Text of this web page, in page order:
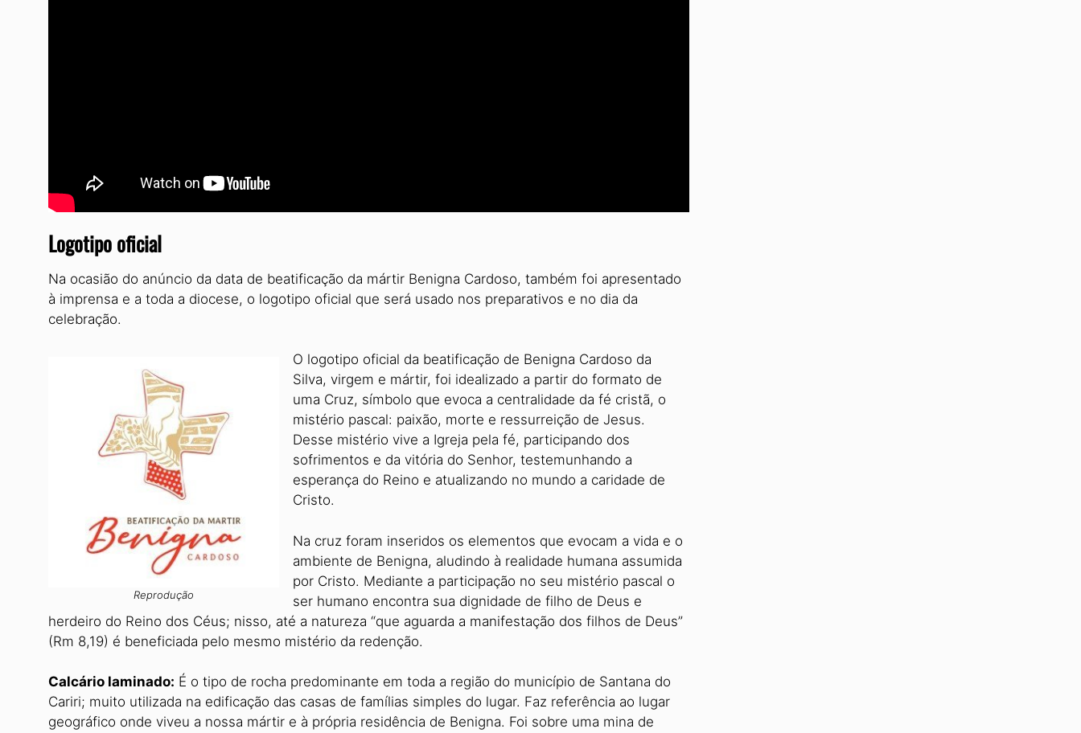
Logotipo oficial
Na ocasião do anúncio da data de beatificação da mártir Benigna Cardoso, também foi apresentado
à imprensa e a toda a diocese, o logotipo oficial que será usado nos preparativos e no dia da
celebração.
Reprodução
O logotipo oficial da beatificação de Benigna Cardoso da
Silva, virgem e mártir, foi idealizado a partir do formato de
uma Cruz, símbolo que evoca a centralidade da fé cristã, o
mistério pascal: paixão, morte e ressurreição de Jesus.
Desse mistério vive a Igreja pela fé, participando dos
sofrimentos e da vitória do Senhor, testemunhando a
esperança do Reino e atualizando no mundo a caridade de
Cristo.
Na cruz foram inseridos os elementos que evocam a vida e o
ambiente de Benigna, aludindo à realidade humana assumida
por Cristo. Mediante a participação no seu mistério pascal o
ser humano encontra sua dignidade de filho de Deus e
herdeiro do Reino dos Céus; nisso, até a natureza “que aguarda a manifestação dos filhos de Deus”
(Rm 8,19) é beneficiada pelo mesmo mistério da redenção.
Calcário laminado: É o tipo de rocha predominante em toda a região do município de Santana do
Cariri; muito utilizada na edificação das casas de famílias simples do lugar. Faz referência ao lugar
geográfico onde viveu a nossa mártir e à própria residência de Benigna. Foi sobre uma mina de